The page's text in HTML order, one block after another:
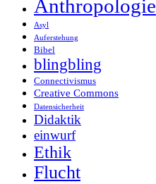
Anthropologie
Asyl
Auferstehung
Bibel
blingbling
Connectivismus
Creative Commons
Datensicherheit
Didaktik
einwurf
Ethik
Flucht